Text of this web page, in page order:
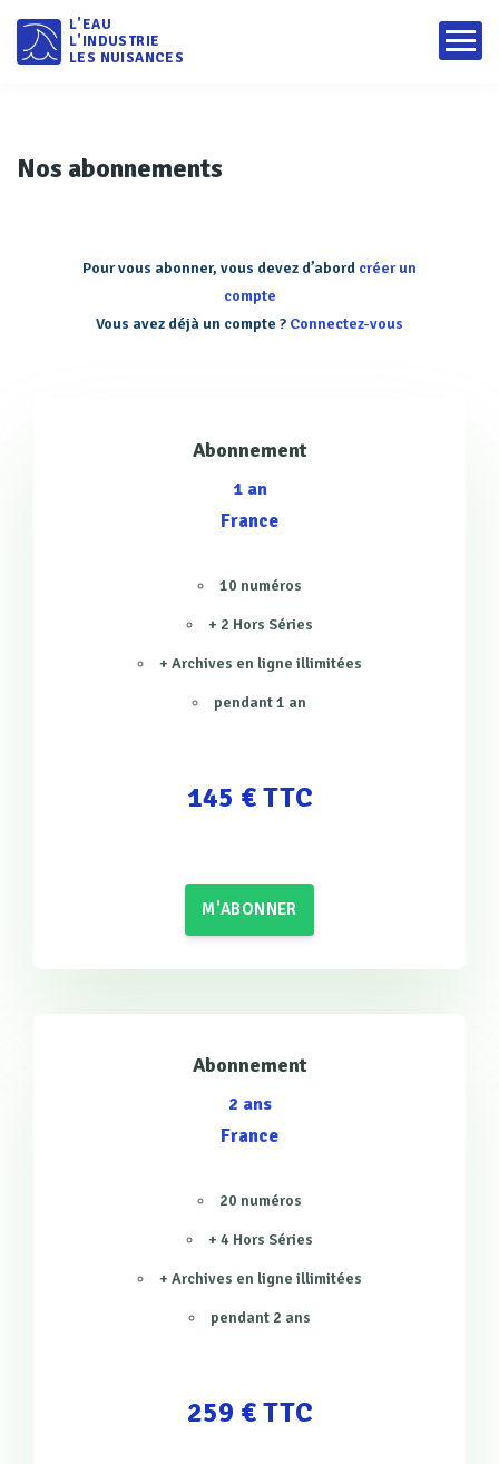
L'EAU
L'INDUSTRIE
LES NUISANCES
Nos abonnements
Pour vous abonner, vous devez d’abord créer un
compte
Vous avez déjà un compte ? Connectez-vous
Abonnement
1 an
France
10 numéros
+ 2 Hors Séries
+ Archives en ligne illimitées
pendant 1 an
145 € TTC
M'ABONNER
Abonnement
2 ans
France
20 numéros
+ 4 Hors Séries
+ Archives en ligne illimitées
pendant 2 ans
259 € TTC